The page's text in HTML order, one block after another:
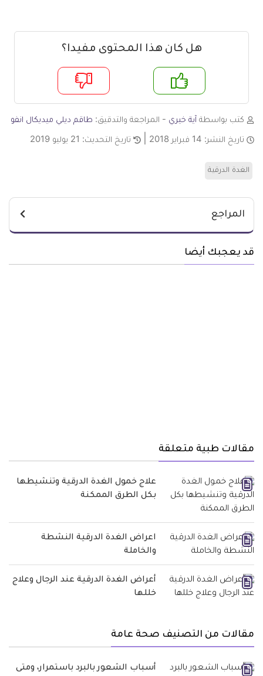
هل كان هذا المحتوى مفيدا؟
لا
كتب بواسطة آية خيري - المراجعة والتدقيق: طاقم ديلي ميديكال انفو
تاريخ النشر: 14 فبراير 2018 تاريخ التحديث: 21 يوليو 2019
الغدة الدرقية
المراجع
قد يعجبك أيضا
مقالات طبية متعلقة
علاج خمول الغدة الدرقية وتنشيطها
بكل الطرق الممكنة
اعراض الغدة الدرقية النشطة
والخاملة
أعراض الغدة الدرقية عند الرجال وعلاج
خللها
مقالات من التصنيف صحة عامة
أسباب الشعور بالبرد باستمرار، ومتى